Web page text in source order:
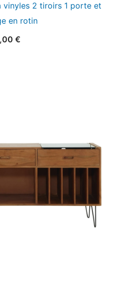
vinyles 2 tiroirs 1 porte et
en rotin
€